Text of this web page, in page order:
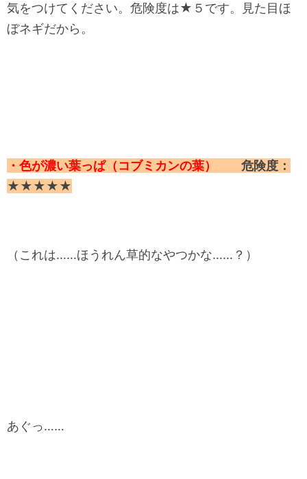
気をつけてください。危険度は★５です。見た目ほ
ぼネギだから。
・色が濃い葉っぱ（コブミカンの葉）
危険度：
★★★★★
（これは……ほうれん草的なやつかな……？）
あぐっ……